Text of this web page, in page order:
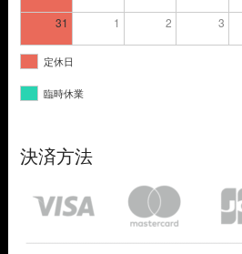
31 1 2 3
定休日
臨時休業
決済方法